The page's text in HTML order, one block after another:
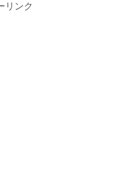
リンク